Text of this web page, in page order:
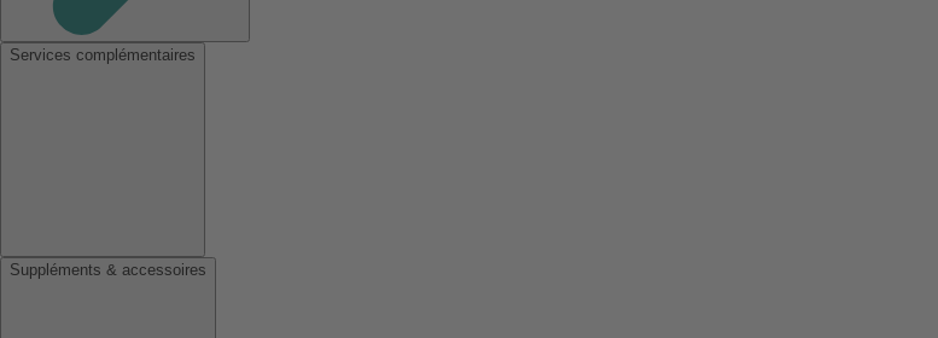
Services complémentaires
Suppléments & accessoires